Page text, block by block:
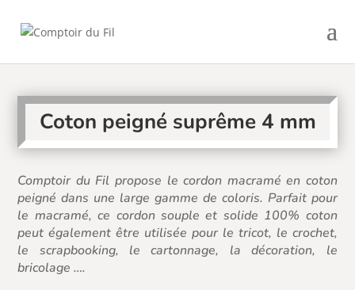
Coton peigné suprême 4 mm
Comptoir du Fil propose le cordon macramé en coton
peigné dans une large gamme de coloris. Parfait pour
le macramé, ce cordonsouple et solide 100% coton
peut également être utilisée pour le tricot, le crochet,
le scrapbooking, le cartonnage, la décoration, le
bricolage ….